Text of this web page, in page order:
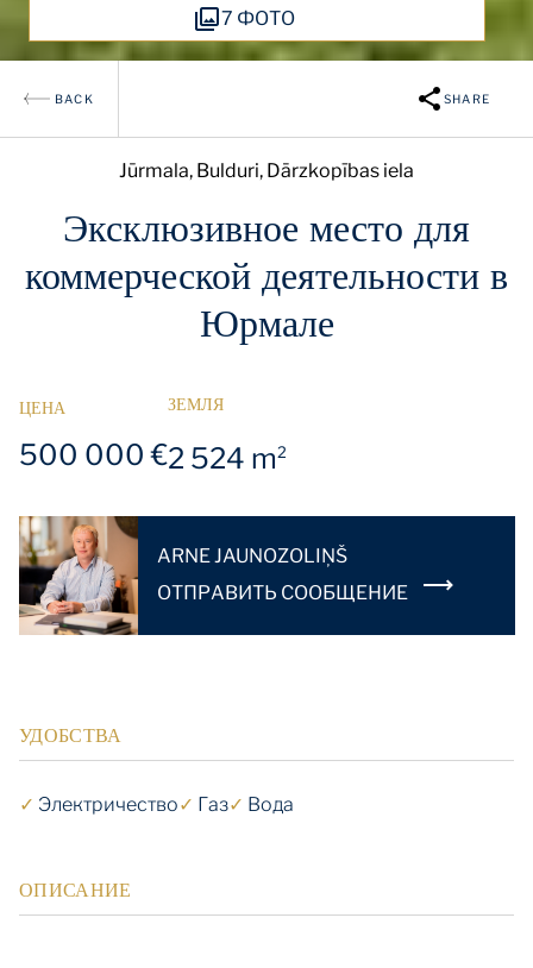
7 ФОТО
BACK SHARE
Jūrmala, Bulduri, Dārzkopības iela
Эксклюзивное место для
коммерческой деятельности в
Юрмале
ЦЕНА
500 000 €
ЗЕМЛЯ
2 524 m2
ARNE JAUNOZOLIŅŠ
OТПРАВИТЬ СООБЩЕНИЕ
УДОБСТВА
✓ Электричество✓ Газ✓ Вода
ОПИСАНИЕ